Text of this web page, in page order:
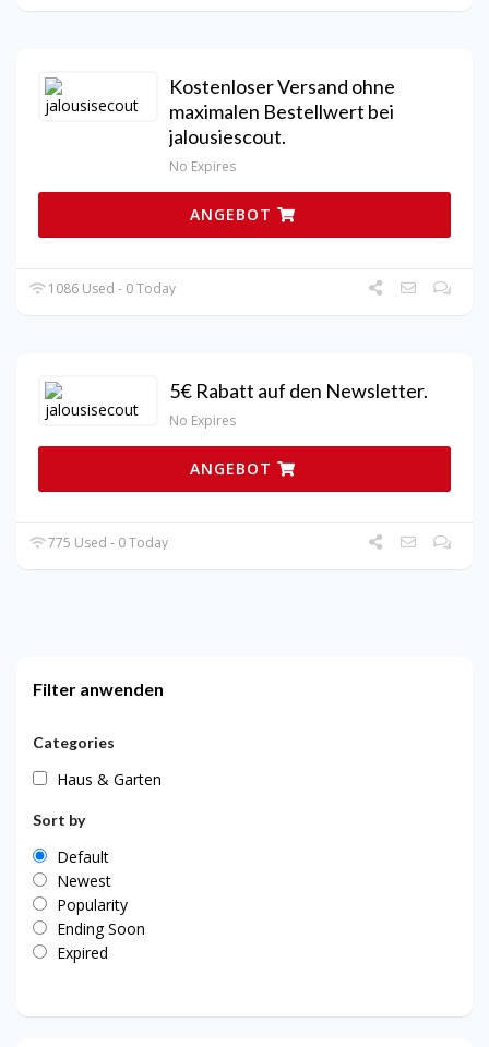
Kostenloser Versand ohne
maximalen Bestellwert bei
jalousiescout.
No Expires
ANGEBOT
1086 Used - 0 Today
5€ Rabatt auf den Newsletter.
No Expires
ANGEBOT
775 Used - 0 Today
Filter anwenden
Categories
Haus & Garten
Sort by
Default
Newest
Popularity
Ending Soon
Expired